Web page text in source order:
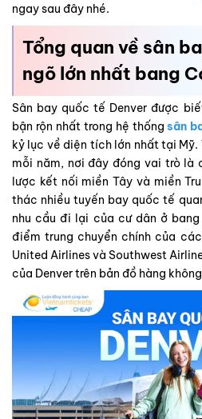
ngay sau đây nhé.
Tổng quan về sân
ngõ lớn nhất bang
Sân bay quốc tế Denver được
bận rộn nhất trong hệ thốngsân
kỷ lục về diện tích lớn nhất tại
mỗi năm, nơi đây đóng vai trò là
lược kết nối miền Tây và miền
thác nhiều tuyến bay quốc tế
nhu cầu đi lại của cư dân ở
điểm trung chuyển chính của
United Airlines và Southwest
của Denver trên bản đồ hàng